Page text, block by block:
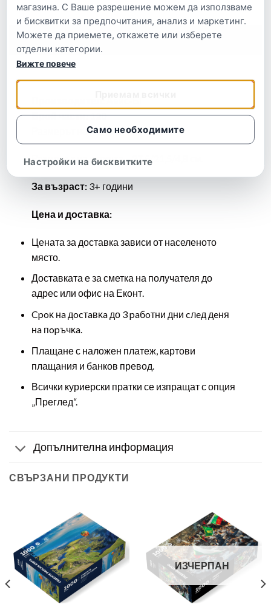
Описание
Брой части: 120
Размерът на пъзела – 46/31 см.
Размерът на кутията – 27,5/21,5/4,8 см.
За възраст:3+ години
Цена и доставка:
Цената за доставка зависи от населеното
място.
Доставката е за сметка на получателя до
адрес или офис на Еконт.
Cpoĸ нa дocтaвĸa до 3 paбoтни дни cлeд дeня
нa пopъчĸa.
Плащане с наложен платеж, картови
плащания и банков превод.
Всички куриерски пратки се изпращат с опция
„Преглед“.
Допълнителна информация
СВЪРЗАНИ ПРОДУКТИ
ИЗЧЕРПАН
магазина. С Ваше разрешение можем да използваме
и бисквитки за предпочитания, анализ и маркетинг.
Можете да приемете, откажете или изберете
отделни категории.
Само необходимите
Настройки на бисквитките
Вижте повече